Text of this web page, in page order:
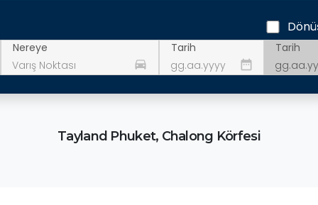
Nereye
drive_eta
Tarih
date_range
Tarih
Tayland Phuket, Chalong Körfesi